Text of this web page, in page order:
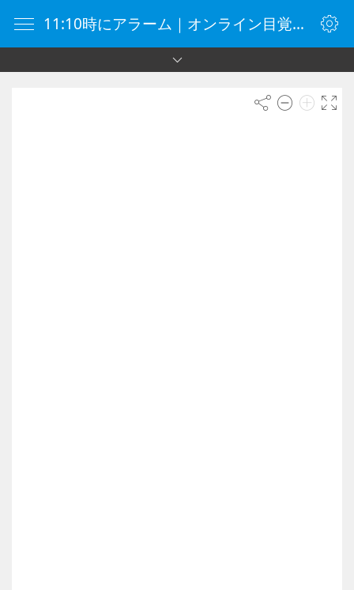
11:10時にアラーム｜オンライン目覚まし時計｜目覚まし時計